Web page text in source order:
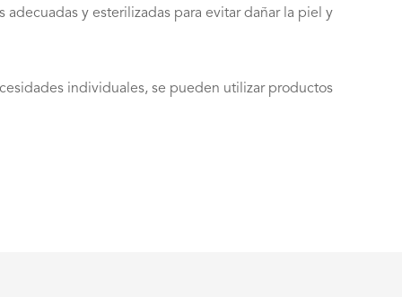
y esterilizadas para evitar dañar la piel y
individuales, se pueden utilizar productos